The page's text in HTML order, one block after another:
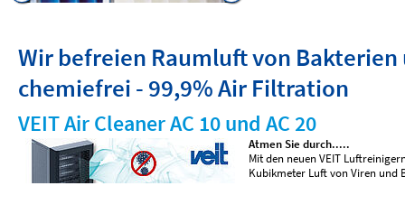
Wir befreien Raumluft von Bakterien
chemiefrei - 99,9% Air Filtration
VEIT Air Cleaner AC 10 und AC 20
Atmen Sie durch.....
Mit den neuen VEIT
Kubikmeter Luft von Viren und